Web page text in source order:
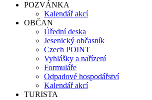
POZVÁNKA
Kalendář akcí
OBČAN
Úřední deska
Jesenický občasník
Czech POINT
Vyhlášky a nařízení
Formuláře
Odpadové hospodářství
Kalendář akcí
TURISTA